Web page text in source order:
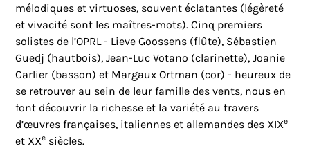
mélodiques et virtuoses, souvent éclatantes (légèreté
et vivacité sont les maîtres-mots). Cinq premiers
solistes de l’OPRL - Lieve Goossens (flûte), Sébastien
Guedj (hautbois), Jean-Luc Votano (clarinette), Joanie
Carlier (basson) et Margaux Ortman (cor) - heureux de
se retrouver au sein de leur famille des vents, nous en
font découvrir la richesse et la variété au travers
d’œuvres françaises, italiennes et allemandes des XIXe
et XXe siècles.